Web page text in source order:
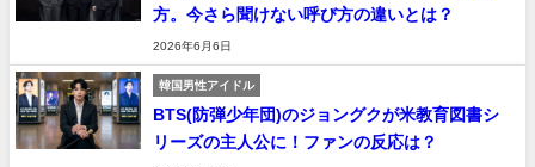
方。今さら聞けない呼び方の違いとは？
2026年6月6日
韓国男性アイドル
BTS(防弾少年団)のジョングクが米教育図書シ
リーズの主人公に！ファンの反応は？